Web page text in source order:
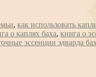
, как использовать
о каплях баха, книга о
эссенции эдварда